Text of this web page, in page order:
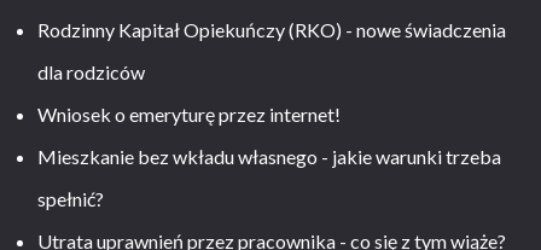
Rodzinny Kapitał Opiekuńczy (RKO) - nowe świadczenia
dla rodziców
Wniosek o emeryturę przez internet!
Mieszkanie bez wkładu własnego - jakie warunki trzeba
spełnić?
Utrata uprawnień przez pracownika - co się z tym wiąże?